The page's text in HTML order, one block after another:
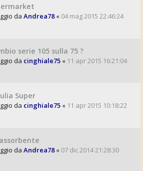
da Andrea78« 04 mag 2015 22:46:24
serie 105 sulla 75 ?
da cinghiale75 « 11 apr 2015 16:21:04
Super
da cinghiale75 « 11 apr 2015 10:18:22
da Andrea78« 07 dic 2014 21:28:30